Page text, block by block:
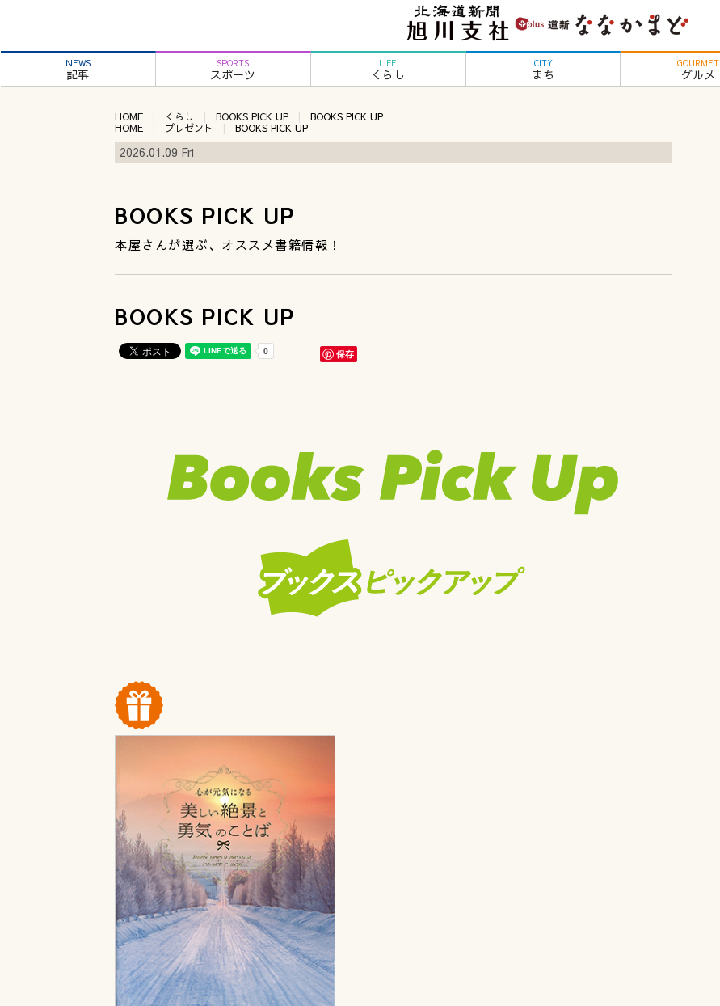
NEWS
記事
SPORTS
スポーツ
LIFE
くらし
CITY
まち
GOURMET
グルメ
HOME くらし BOOKS PICK UP
BOOKS PICK UP
HOME
プレゼント BOOKS PICK UP
2026.01.09 Fri
BOOKS PICK UP
本屋さんが選ぶ、オススメ書籍情報！
BOOKS PICK UP
保存